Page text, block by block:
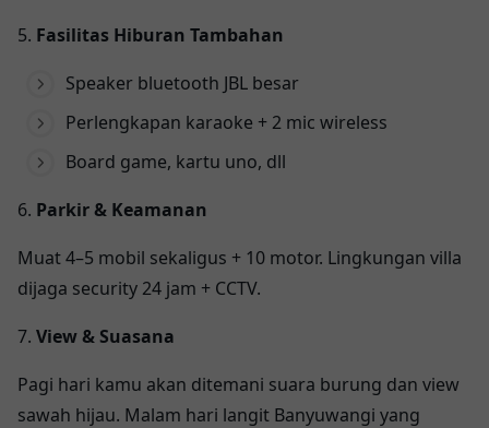
5. Fasilitas Hiburan Tambahan
Speaker bluetooth JBL besar
Perlengkapan karaoke + 2 mic wireless
Board game, kartu uno, dll
6. Parkir & Keamanan
Muat 4–5 mobil sekaligus + 10 motor. Lingkungan villa
dijaga security 24 jam + CCTV.
7. View & Suasana
Pagi hari kamu akan ditemani suara burung dan view
sawah hijau. Malam hari langit Banyuwangi yang